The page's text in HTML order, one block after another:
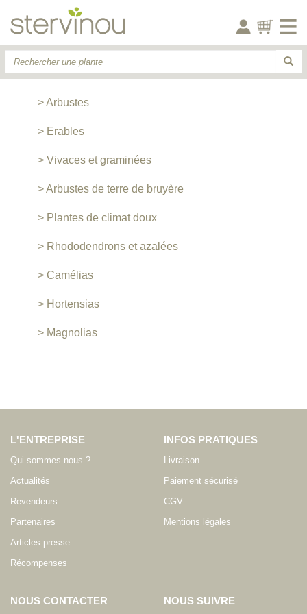
> Arbustes
> Erables
> Vivaces et graminées
> Arbustes de terre de bruyère
> Plantes de climat doux
> Rhododendrons et azalées
> Camélias
> Hortensias
> Magnolias
L'ENTREPRISE
Qui sommes-nous ?
Actualités
Revendeurs
Partenaires
Articles presse
Récompenses
INFOS PRATIQUES
Livraison
Paiement sécurisé
CGV
Mentions légales
NOUS CONTACTER NOUS SUIVRE